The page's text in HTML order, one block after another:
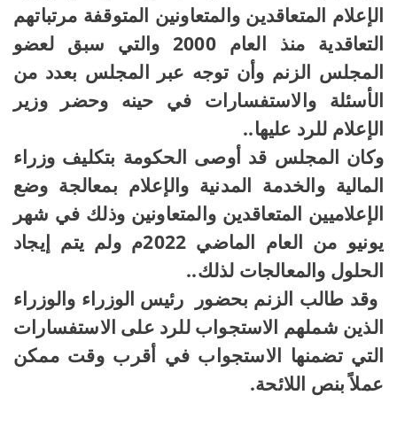
الإعلام المتعاقدين والمتعاونين المتوقفة مرتباتهم
التعاقدية منذ العام 2000 والتي سبق لعضو
المجلس الزنم وأن توجه عبر المجلس بعدد من
الأسئلة والاستفسارات في حينه وحضر وزير
الإعلام للرد عليها..
وكان المجلس قد أوصى الحكومة بتكليف وزراء
المالية والخدمة المدنية والإعلام بمعالجة وضع
الإعلاميين المتعاقدين والمتعاونين وذلك في شهر
يونيو من العام الماضي 2022م ولم يتم إيجاد
الحلول والمعالجات لذلك..
وقد طالب الزنم بحضور
رئيس الوزراء والوزراء
الذين شملهم الاستجواب للرد على الاستفسارات
التي تضمنها الاستجواب في أقرب وقت ممكن
عملاً بنص اللائحة.